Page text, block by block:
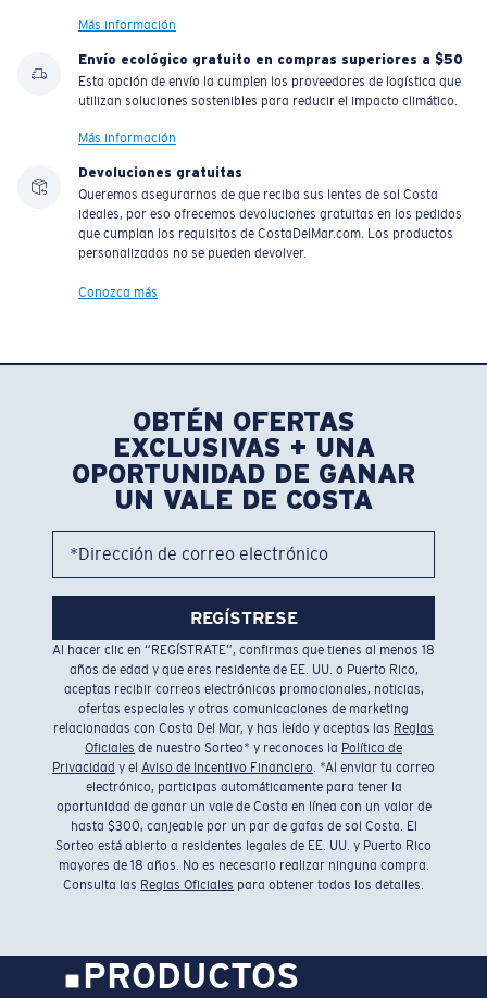
Más información
Envío ecológico gratuito en compras superiores a $50
Esta opción de envío la cumplen los proveedores de logística que
utilizan soluciones sostenibles para reducir el impacto climático.
Más información
Devoluciones gratuitas
Queremos asegurarnos de que reciba sus lentes de sol Costa
ideales, por eso ofrecemos devoluciones gratuitas en los pedidos
que cumplan los requisitos de CostaDelMar.com. Los productos
personalizados no se pueden devolver.
Conozca más
OBTÉN OFERTAS
EXCLUSIVAS + UNA
OPORTUNIDAD DE GANAR
UN VALE DE COSTA
*Dirección de correo electrónico
REGÍSTRESE
Al hacer clic en “REGÍSTRATE”, confirmas que tienes al menos 18
años de edad y que eres residente de EE. UU. o Puerto Rico,
aceptas recibir correos electrónicos promocionales, noticias,
ofertas especiales y otras comunicaciones de marketing
relacionadas con Costa Del Mar, y has leído y aceptas las Reglas
Oficiales de nuestro Sorteo* y reconoces la Política de
Privacidad y el Aviso de Incentivo Financiero. *Al enviar tu correo
electrónico, participas automáticamente para tener la
oportunidad de ganar un vale de Costa en línea con un valor de
hasta $300, canjeable por un par de gafas de sol Costa. El
Sorteo está abierto a residentes legales de EE. UU. y Puerto Rico
mayores de 18 años. No es necesario realizar ninguna compra.
Consulta las Reglas Oficiales para obtener todos los detalles.
PRODUCTOS